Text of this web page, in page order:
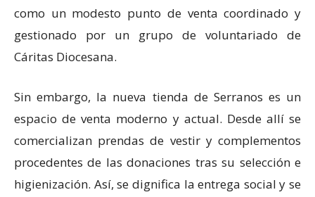
como un modesto punto de venta coordinado y
gestionado por un grupo de voluntariado de
Cáritas Diocesana.
Sin embargo, la nueva tienda de Serranos es un
espacio de venta moderno y actual. Desde allí se
comercializan prendas de vestir y complementos
procedentes de las donaciones tras su selección e
higienización. Así, se dignifica la entrega social y se